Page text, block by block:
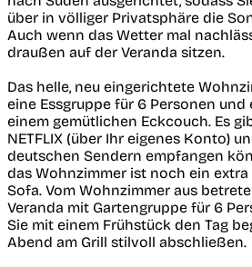
über in völliger Privatsphäre die
Auch wenn das Wetter mal
draußen auf der Veranda sitzen.
Das helle, neu eingerichtete
eine Essgruppe für 6 Personen
einem gemütlichen Eckcouch. Es
NETFLIX (über Ihr eigenes Konto)
deutschen Sendern empfangen
das Wohnzimmer ist noch ein
Sofa. Vom Wohnzimmer aus
Veranda mit Gartengruppe für 6
Sie mit einem Frühstück den Tag
Abend am Grill stilvoll abschließen.